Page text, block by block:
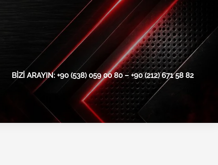
BIZI ARAYIN: +90 (538) 059 00 80 – +90 (212) 671 58 82